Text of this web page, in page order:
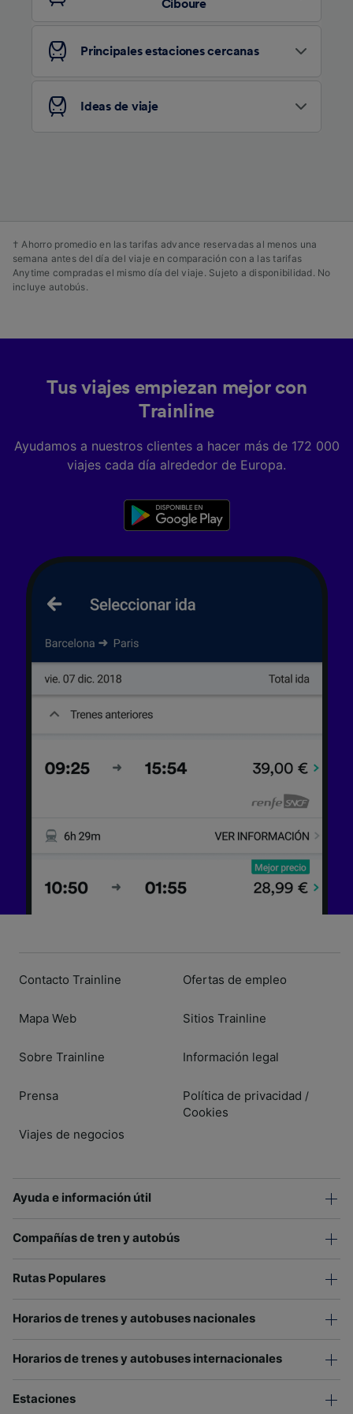
Ciboure
Principales estaciones cercanas
Ideas de viaje
† Ahorro promedio en las tarifas advance reservadas al menos una
semana antes del día del viaje en comparación con a las tarifas
Anytime compradas el mismo día del viaje. Sujeto a disponibilidad. No
incluye autobús.
Tus viajes empiezan mejor con
Trainline
Ayudamos a nuestros clientes a hacer más de 172 000
viajes cada día alrededor de Europa.
Contacto Trainline
Mapa Web
Sobre Trainline
Prensa
Viajes de negocios
Ofertas de empleo
Sitios Trainline
Información legal
Política de privacidad /
Cookies
Ayuda e información útil
Compañías de tren y autobús
Rutas Populares
Horarios de trenes y autobuses nacionales
Horarios de trenes y autobuses internacionales
Estaciones
contenido personalizados, medición de
publicidad y contenido, investigación de
audiencia y desarrollo de servicios.